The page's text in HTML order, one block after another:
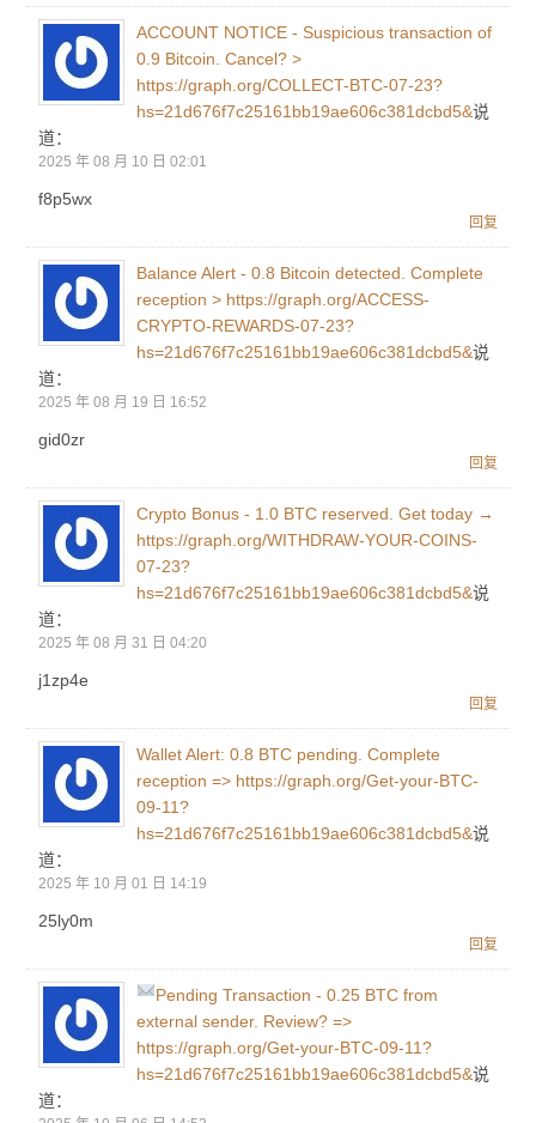
ACCOUNT NOTICE - Suspicious transaction of
0.9 Bitcoin. Cancel? >
https://graph.org/COLLECT-BTC-07-23?
hs=21d676f7c25161bb19ae606c381dcbd5&说
道：
2025 年 08 月 10 日 02:01
f8p5wx
回复
Balance Alert - 0.8 Bitcoin detected. Complete
reception > https://graph.org/ACCESS-
CRYPTO-REWARDS-07-23?
hs=21d676f7c25161bb19ae606c381dcbd5&说
道：
2025 年 08 月 19 日 16:52
gid0zr
回复
Crypto Bonus - 1.0 BTC reserved. Get today →
https://graph.org/WITHDRAW-YOUR-COINS-
07-23?
hs=21d676f7c25161bb19ae606c381dcbd5&说
道：
2025 年 08 月 31 日 04:20
j1zp4e
回复
Wallet Alert: 0.8 BTC pending. Complete
reception => https://graph.org/Get-your-BTC-
09-11?
hs=21d676f7c25161bb19ae606c381dcbd5&说
道：
2025 年 10 月 01 日 14:19
25ly0m
回复
Pending Transaction - 0.25 BTC from
external sender. Review? =>
https://graph.org/Get-your-BTC-09-11?
hs=21d676f7c25161bb19ae606c381dcbd5&说
道：